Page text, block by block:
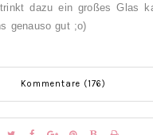
dazu ein großes Glas
genauso gut ;o)
Kommentare (176)